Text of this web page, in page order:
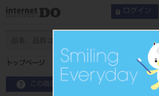
ログイン
トップページ レンツロ 17mm S 4入 ＃2
この商品に関するお問い合わせ